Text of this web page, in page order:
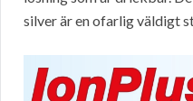
silver är en ofarlig väldigt